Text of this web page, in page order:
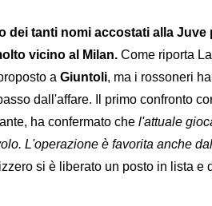
dei tanti nomi accostati alla Juve
vicino al Milan. Come riporta
a Giuntoli, ma i rossoneri
dall'affare. Il primo confronto
ha confermato che l'attuale
L'operazione è favorita anche
si è liberato un posto in lista e